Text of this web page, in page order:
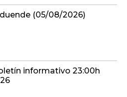
(05/08/2026)
informativo 23:00h